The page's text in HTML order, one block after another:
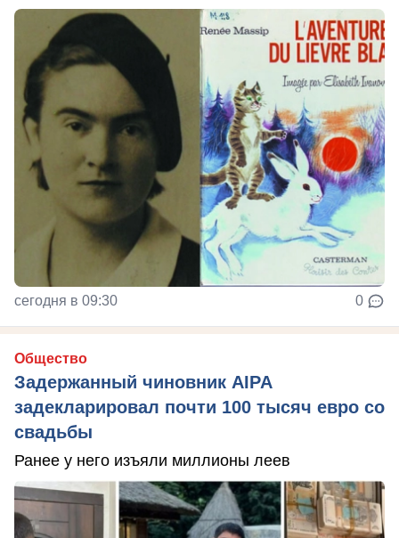
сегодня в 09:30 0
Общество
Задержанный чиновник AIPA
задекларировал почти 100 тысяч евро со
свадьбы
Ранее у него изъяли миллионы леев